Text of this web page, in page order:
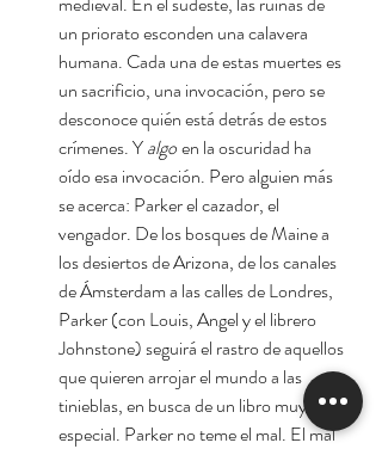
un priorato esconden una calavera
humana. Cada una de estas muertes es
un sacrificio, una invocación, pero se
desconoce quién está detrás de estos
crímenes. Yalgoen la oscuridad ha
oído esa invocación. Pero alguien más
se acerca: Parker el cazador, el
vengador. De los bosques de Maine a
los desiertos de Arizona, de los canales
de Ámsterdam a las calles de Londres,
Parker (con Louis, Angel y el librero
Johnstone) seguirá el rastro de aquellos
que quieren arrojar el mundo a las
tinieblas, en busca de un libro muy
especial. Parker no teme el mal. El mal